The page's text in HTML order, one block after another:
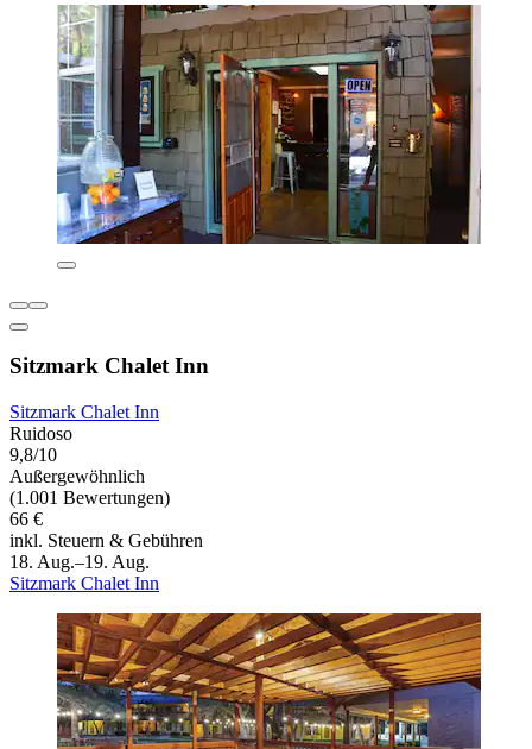
Sitzmark Chalet Inn
Sitzmark Chalet Inn
Ruidoso
9,8/10
Außergewöhnlich
(1.001 Bewertungen)
66 €
inkl. Steuern & Gebühren
18. Aug.–19. Aug.
Sitzmark Chalet Inn